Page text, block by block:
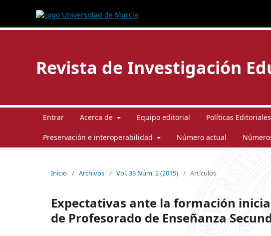
Revista de Investigación
Entrar Acerca de Equipo editorial Políticas Editoriales
Preservación e interoperabilidad Número actual
Inicio / Archivos / Vol. 33 Núm. 2 (2015) / Artículos
Expectativas ante la formación
de Profesorado de Enseñanza